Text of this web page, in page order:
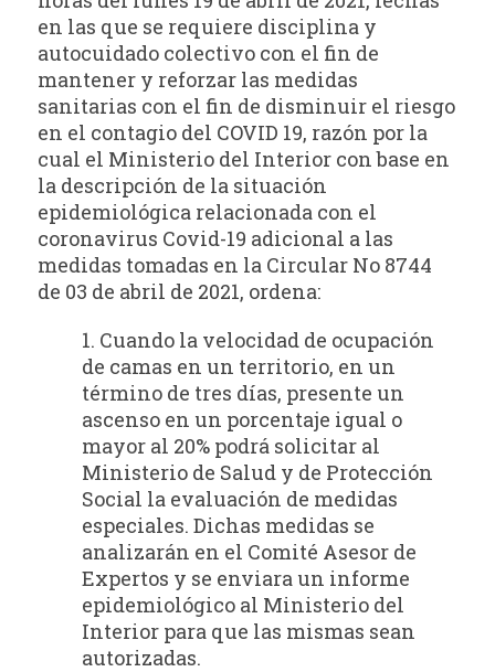
en las que se requiere disciplina y
autocuidado colectivo con el fin de
mantener y reforzar las medidas
sanitarias con el fin de disminuir el riesgo
en el contagio del COVID 19, razón por la
cual el Ministerio del Interior con base en
la descripción de la situación
epidemiológica relacionada con el
coronavirus Covid-19 adicional a las
medidas tomadas en la Circular No 8744
de 03 de abril de 2021, ordena:
1. Cuando la velocidad de ocupación
de camas en un territorio, en un
término de tres días, presente un
ascenso en un porcentaje igual o
mayor al 20% podrá solicitar al
Ministerio de Salud y de Protección
Social la evaluación de medidas
especiales. Dichas medidas se
analizarán en el Comité Asesor de
Expertos y se enviara un informe
epidemiológico al Ministerio del
Interior para que las mismas sean
autorizadas.